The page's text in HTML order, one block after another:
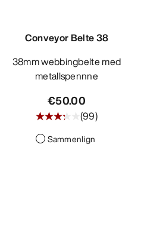
Conveyor Belte 38
38mm webbingbelte med
metallspennne
€50.00
(99)
Sammenlign